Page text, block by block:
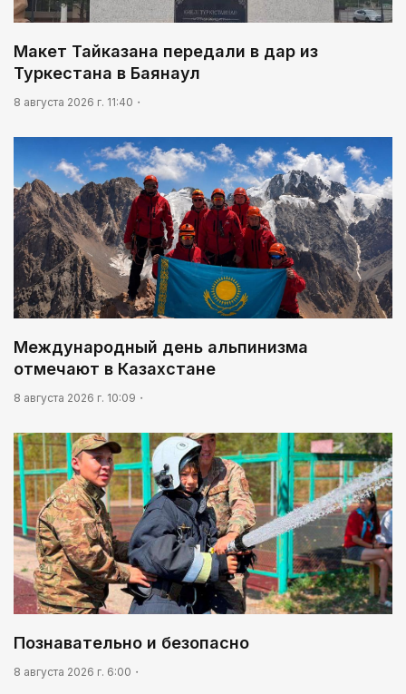
обращении с пациентами психбольницы в
Актасе
17:45
В Казахстане предлагают усилить
радиоэкологический мониторинг приграничных
Макет Тайказана передали в дар из
Туркестана в Баянаул
8 августа 2026 г. 11:40
Международный день альпинизма
отмечают в Казахстане
8 августа 2026 г. 10:09
Познавательно и безопасно
8 августа 2026 г. 6:00